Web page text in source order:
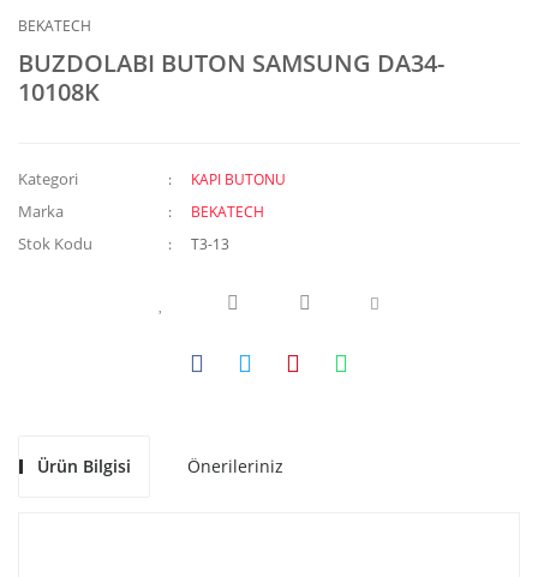
BEKATECH
BUZDOLABI BUTON SAMSUNG DA34-
10108K
Kategori KAPI BUTONU
Marka BEKATECH
Stok Kodu T3-13
Ürün Bilgisi Önerileriniz